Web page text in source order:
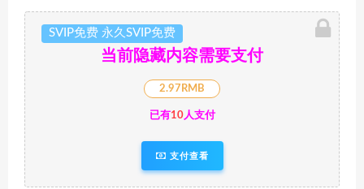
SVIP免费 永久SVIP免费
当前隐藏内容需要支付
2.97RMB
已有10人支付
支付查看